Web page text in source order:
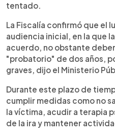
tentado.
La Fiscalía confirmó que el
audiencia inicial, en la que
acuerdo, no obstante
"probatorio" de dos años,
graves, dijo el Ministerio
Durante este plazo de
cumplir medidas como no
la víctima, acudir a terapia
de la ira y mantener